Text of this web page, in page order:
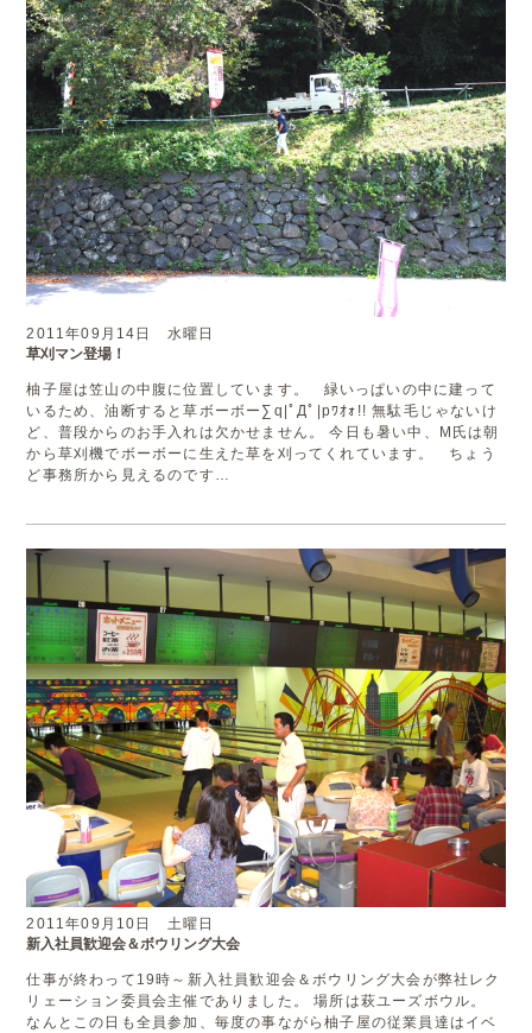
2011年09月14日 水曜日
草刈マン登場！
柚子屋は笠山の中腹に位置しています。 緑いっぱいの中に建って
いるため、油断すると草ボーボー∑q|ﾟДﾟ|pﾜｵｫ!! 無駄毛じゃないけ
ど、普段からのお手入れは欠かせません。 今日も暑い中、M氏は朝
から草刈機でボーボーに生えた草を刈ってくれています。 ちょう
ど事務所から見えるのです…
2011年09月10日 土曜日
新入社員歓迎会＆ボウリング大会
仕事が終わって19時～新入社員歓迎会＆ボウリング大会が弊社レク
リェーション委員会主催でありました。 場所は萩ユーズボウル。
なんとこの日も全員参加、毎度の事ながら柚子屋の従業員達はイベ